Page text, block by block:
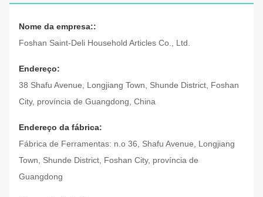
Nome da empresa::
Foshan Saint-Deli Household Articles Co., Ltd.
Endereço:
38 Shafu Avenue, Longjiang Town, Shunde District, Foshan
City, província de Guangdong, China
Endereço da fábrica:
Fábrica de Ferramentas: n.o 36, Shafu Avenue, Longjiang
Town, Shunde District, Foshan City, província de
Guangdong